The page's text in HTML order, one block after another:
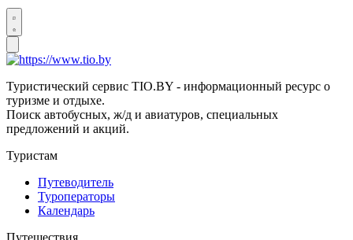
Туристический сервис TIO.BY - информационный ресурс о
туризме и отдыхе.
Поиск автобусных, ж/д и авиатуров, специальных
предложений и акций.
Туристам
Путеводитель
Туроператоры
Календарь
Путешествия